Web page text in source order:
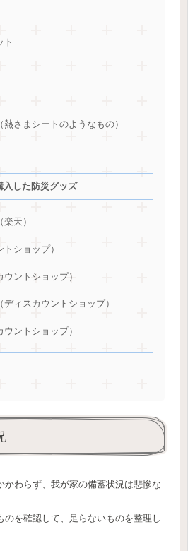
ト
さまシートのようなもの）
入した防災グッズ
天）
ショップ）
ントショップ）
ィスカウントショップ）
ントショップ）
かわらず、我が家の備蓄状況は悲惨な
のを確認して、足らないものを整理し